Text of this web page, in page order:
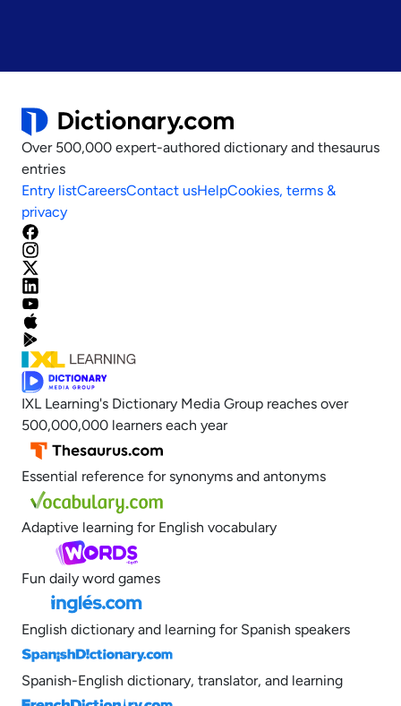
Over 500,000 expert-authored dictionary and thesaurus
entries
Entry listCareersContact usHelpCookies, terms &
privacy
IXL Learning's Dictionary Media Group reaches over
500,000,000 learners each year
Essential reference for synonyms and antonyms
Adaptive learning for English vocabulary
Fun daily word games
English dictionary and learning for Spanish speakers
Spanish-English dictionary, translator, and learning